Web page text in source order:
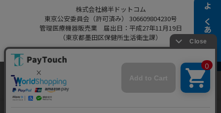
よくある質問
株式会社綿半ドットコム
東京公安委員会（許可済み） 306609804230号
管理医療機器販売業 届出日：平成27年11月19日
（東京都墨田区保健所生活衛生課）
Copyright 2022
Powered by Watahan Partners Co., Ltd.
当ウェブサイトでは、お客様により良いサービス
をご提供するため、クッキーを利用しています。
サイト利用を継続することにより、クッキーの使
同意する